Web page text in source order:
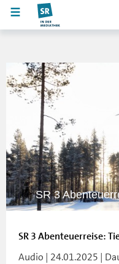
SR 3
SR 3 Abenteuerreise:
Audio | 24.01.2025 |